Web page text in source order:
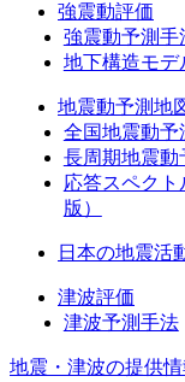
強震動評価
強震動予測手
地下構造モデ
地震動予測地
全国地震動予
長周期地震動
応答スペク
版）
日本の地震活
津波評価
津波予測手法
地震・津波の提供情